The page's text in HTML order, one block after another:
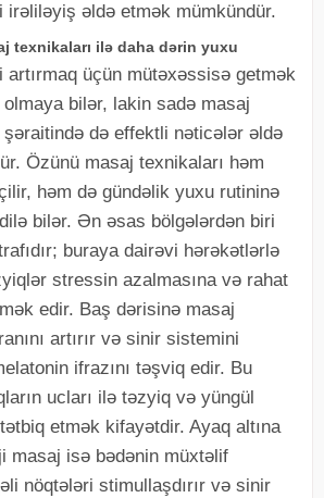
irəliləyiş əldə etmək mümkündür.
texnikaları ilə daha dərin yuxu
üçün mütəxəssisə getmək
bilər, lakin sadə masaj
də effektli nəticələr əldə
Özünü masaj texnikaları həm
həm də gündəlik yuxu rutininə
bilər. Ən əsas bölgələrdən biri
buraya dairəvi hərəkətlərlə
stressin azalmasına və rahat
edir. Baş dərisinə masaj
artırır və sinir sistemini
ifrazını təşviq edir. Bu
ucları ilə təzyiq və yüngül
etmək kifayətdir. Ayaq altına
masaj isə bədənin müxtəlif
nöqtələri stimullaşdırır və sinir